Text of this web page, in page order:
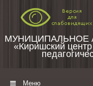
МУНИЦИПАЛЬНОЕ
«Киришский
Меню